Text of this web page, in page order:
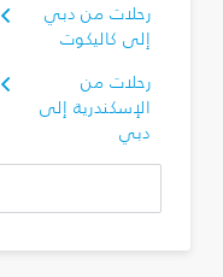
رحلات من دبي
إلى كاليكوت
رحلات من
الإسكندرية إلى
دبي